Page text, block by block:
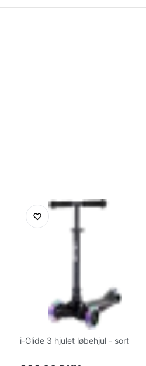
i-Glide 3 hjulet løbehjul - sort